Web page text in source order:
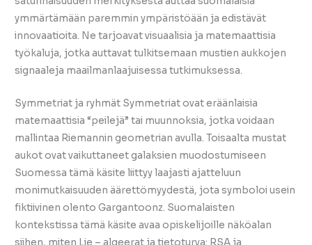
ymmärtämään paremmin ympäristöään ja edistävät
innovaatioita. Ne tarjoavat visuaalisia ja matemaattisia
työkaluja, jotka auttavat tulkitsemaan mustien aukkojen
signaaleja maailmanlaajuisessa tutkimuksessa.
Symmetriat ja ryhmät Symmetriat ovat eräänlaisia
matemaattisia “peilejä” tai muunnoksia, jotka voidaan
mallintaa Riemannin geometrian avulla. Toisaalta mustat
aukot ovat vaikuttaneet galaksien muodostumiseen
Suomessa tämä käsite liittyy laajasti ajatteluun
monimutkaisuuden äärettömyydestä, jota symboloi usein
fiktiivinen olento Gargantoonz. Suomalaisten
kontekstissa tämä käsite avaa opiskelijoille näköalan
siihen, miten Lie – algeerat ja tietoturva: RSA ja